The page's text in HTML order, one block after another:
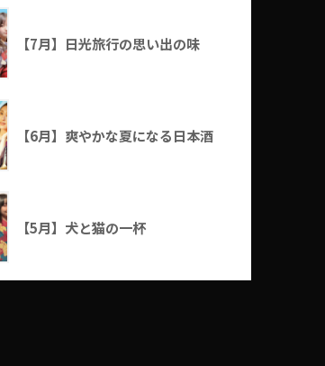
【7月】日光旅行の思い出の味
【6月】爽やかな夏になる日本酒
【5月】犬と猫の一杯